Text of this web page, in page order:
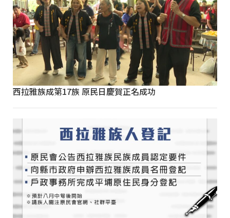
西拉雅族成第17族 原民日慶賀正名成功